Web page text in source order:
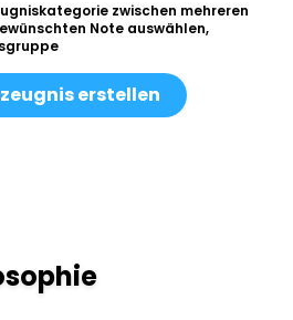
zwischen mehreren
Note auswählen,
erstellen